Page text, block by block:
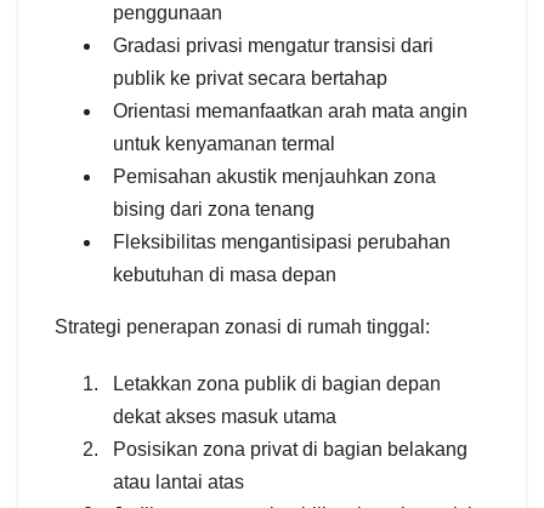
penggunaan
Gradasi privasi mengatur transisi dari
publik ke privat secara bertahap
Orientasi memanfaatkan arah mata angin
untuk kenyamanan termal
Pemisahan akustik menjauhkan zona
bising dari zona tenang
Fleksibilitas mengantisipasi perubahan
kebutuhan di masa depan
Strategi penerapan zonasi di rumah tinggal:
Letakkan zona publik di bagian depan
dekat akses masuk utama
Posisikan zona privat di bagian belakang
atau lantai atas